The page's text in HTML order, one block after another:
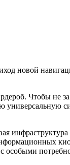
новой
Чтобы не
универсальную